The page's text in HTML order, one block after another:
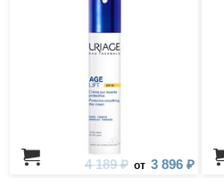
4 189 ₽ от 3 896 ₽